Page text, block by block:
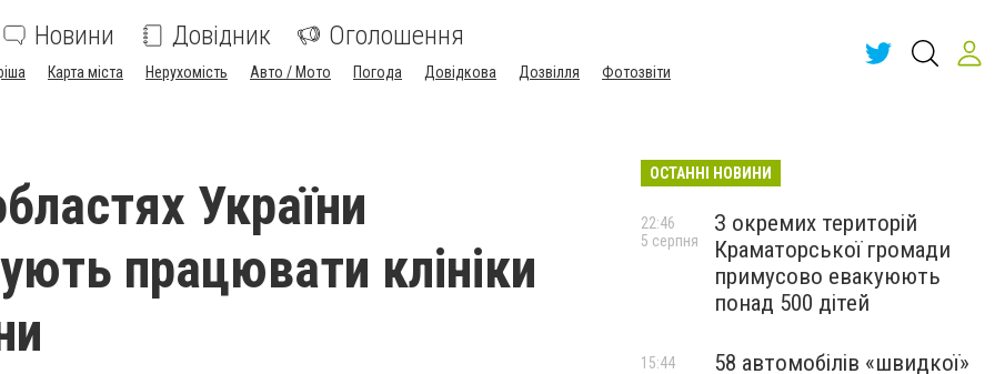
Новини Довідник Оголошення
Карта міста Нерухомість Авто / Мото Погода Довідкова Дозвілля Фотозвіти
України
працювати клініки
ОСТАННІ НОВИНИ
З окремих територій
Краматорської громади
примусово евакуюють
понад 500 дітей
22:46
5 серпня
58 автомобілів «швидкої»
15:44